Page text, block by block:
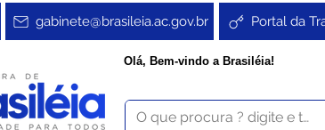
Portal da
gabinete@brasileia.ac.gov.br
Olá, Bem-vindo a Brasiléia!